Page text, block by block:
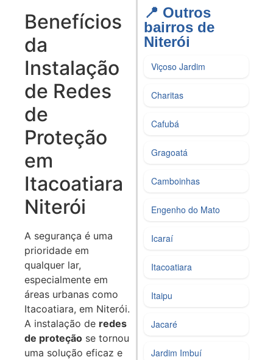
Benefícios
da
Instalação
de Redes
de
Proteção
em
Itacoatiara
Niterói
A segurança é uma
prioridade em
qualquer lar,
especialmente em
áreas urbanas como
Itacoatiara, em Niterói.
A instalação de redes
de proteção se tornou
uma solução eficaz e
📍 Outros
bairros de
Niterói​
Viçoso Jardim
Charitas
Cafubá
Gragoatá
Camboinhas
Engenho do Mato
Icaraí
Itacoatiara
Itaipu
Jacaré
Jardim Imbuí